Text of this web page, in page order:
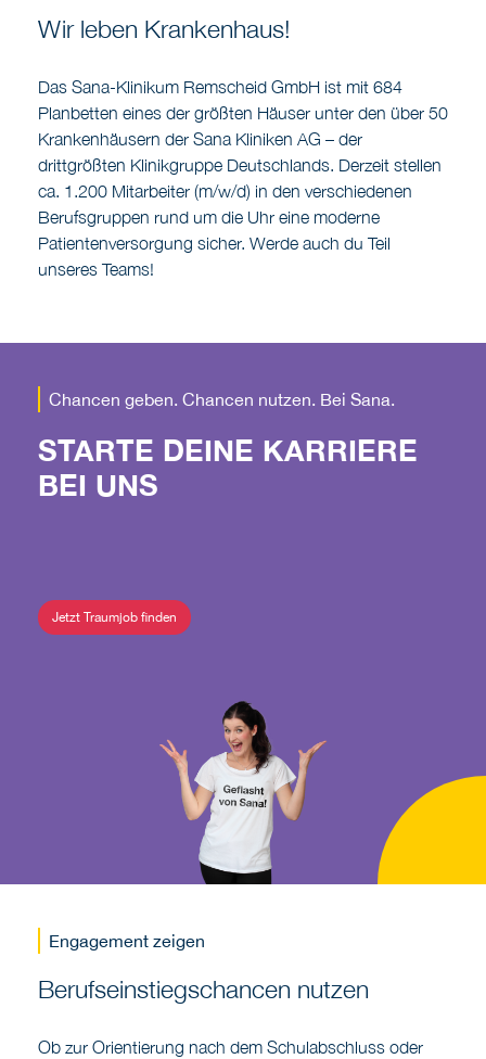
Wir leben Krankenhaus!
Das Sana-Klinikum Remscheid GmbH ist mit 684
Planbetten eines der größten Häuser unter den über 50
Krankenhäusern der Sana Kliniken AG – der
drittgrößten Klinikgruppe Deutschlands. Derzeit stellen
ca. 1.200 Mitarbeiter (m/w/d) in den verschiedenen
Berufsgruppen rund um die Uhr eine moderne
Patientenversorgung sicher. Werde auch du Teil
unseres Teams!
Chancen geben. Chancen nutzen. Bei Sana.
STARTE DEINE KARRIERE
BEI UNS
Jetzt Traumjob finden
Engagement zeigen
Berufseinstiegschancen nutzen
Ob zur Orientierung nach dem Schulabschluss oder